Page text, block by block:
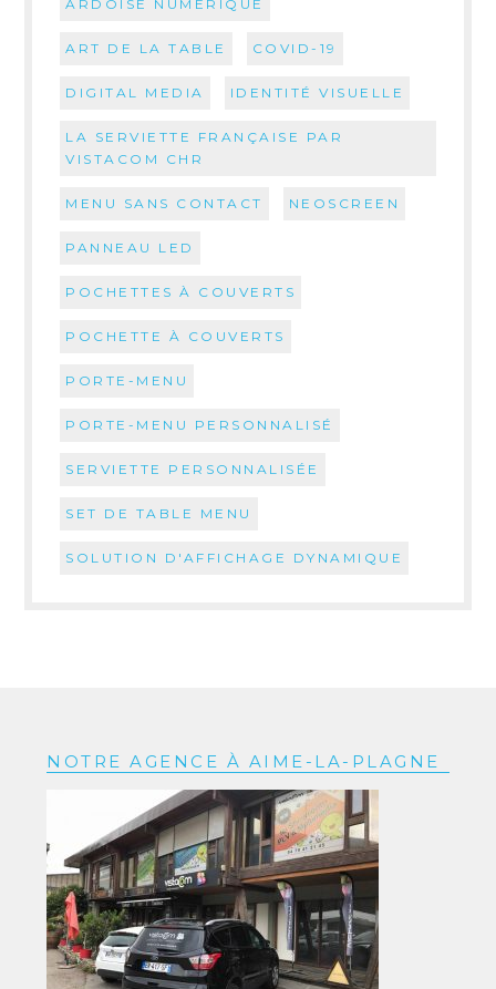
ARDOISE NUMERIQUE
ART DE LA TABLE COVID-19
DIGITAL MEDIA IDENTITÉ VISUELLE
LA SERVIETTE FRANÇAISE PAR
VISTACOM CHR
MENU SANS CONTACT NEOSCREEN
PANNEAU LED
POCHETTES À COUVERTS
POCHETTE À COUVERTS
PORTE-MENU
PORTE-MENU PERSONNALISÉ
SERVIETTE PERSONNALISÉE
SET DE TABLE MENU
SOLUTION D'AFFICHAGE DYNAMIQUE
NOTRE AGENCE À AIME-LA-PLAGNE